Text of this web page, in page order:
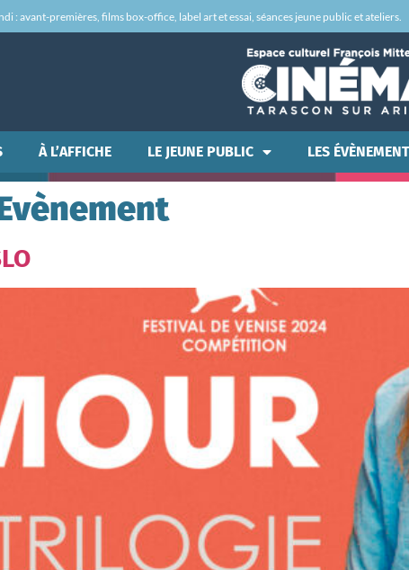
: avant-premières, films box-office, label art et essai, séances jeune public et ateliers.
À L’AFFICHE LE JEUNE PUBLIC LES